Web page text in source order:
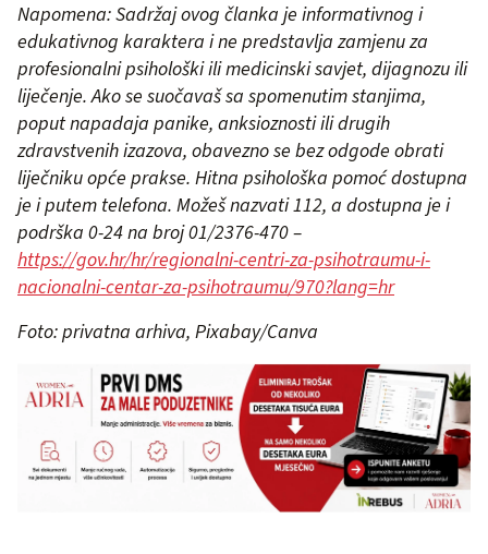
Napomena: Sadržaj ovog članka je informativnog i
edukativnog karaktera i ne predstavlja zamjenu za
profesionalni psihološki ili medicinski savjet, dijagnozu ili
liječenje. Ako se suočavaš sa spomenutim stanjima,
poput napadaja panike, anksioznosti ili drugih
zdravstvenih izazova, obavezno se bez odgode obrati
liječniku opće prakse. Hitna psihološka pomoć dostupna
je i putem telefona. Možeš nazvati 112, a dostupna je i
podrška 0-24 na broj 01/2376-470 –
https://gov.hr/hr/regionalni-centri-za-psihotraumu-i-
nacionalni-centar-za-psihotraumu/970?lang=hr
Foto: privatna arhiva, Pixabay/Canva